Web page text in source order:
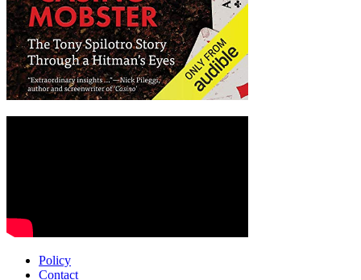
Policy
Contact